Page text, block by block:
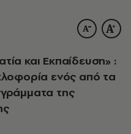
και Εκπαίδευση» :
ενός από τα
της